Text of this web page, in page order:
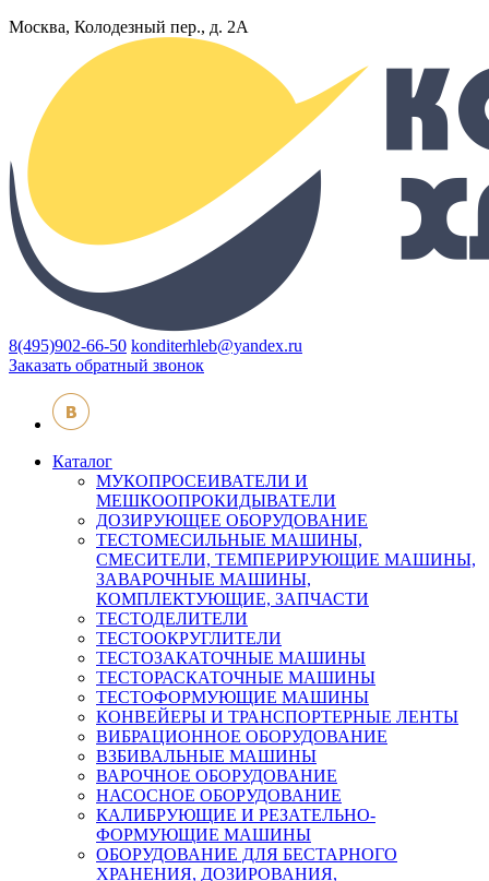
Москва, Колодезный пер., д. 2А
8(495)902-66-50 konditerhleb@yandex.ru
Заказать обратный звонок
Каталог
МУКОПРОСЕИВАТЕЛИ И
МЕШКООПРОКИДЫВАТЕЛИ
ДОЗИРУЮЩЕЕ ОБОРУДОВАНИЕ
ТЕСТОМЕСИЛЬНЫЕ МАШИНЫ,
СМЕСИТЕЛИ, ТЕМПЕРИРУЮЩИЕ МАШИНЫ,
ЗАВАРОЧНЫЕ МАШИНЫ,
КОМПЛЕКТУЮЩИЕ, ЗАПЧАСТИ
ТЕСТОДЕЛИТЕЛИ
ТЕСТООКРУГЛИТЕЛИ
ТЕСТОЗАКАТОЧНЫЕ МАШИНЫ
ТЕСТОРАСКАТОЧНЫЕ МАШИНЫ
ТЕСТОФОРМУЮЩИЕ МАШИНЫ
КОНВЕЙЕРЫ И ТРАНСПОРТЕРНЫЕ ЛЕНТЫ
ВИБРАЦИОННОЕ ОБОРУДОВАНИЕ
ВЗБИВАЛЬНЫЕ МАШИНЫ
ВАРОЧНОЕ ОБОРУДОВАНИЕ
НАСОСНОЕ ОБОРУДОВАНИЕ
КАЛИБРУЮЩИЕ И РЕЗАТЕЛЬНО-
ФОРМУЮЩИЕ МАШИНЫ
ОБОРУДОВАНИЕ ДЛЯ БЕСТАРНОГО
ХРАНЕНИЯ, ДОЗИРОВАНИЯ,